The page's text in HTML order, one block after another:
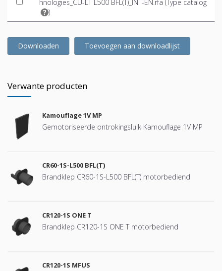
hnologies_CU-LT L500 BFL(T)_INT-EN.rfa (Type catalog
)
Downloaden Toevoegen aan downloadlijst
Verwante producten
Kamouflage 1V MP
Gemotoriseerde ontrokingsluik Kamouflage 1V MP
CR60-1S-L500 BFL(T)
Brandklep CR60-1S-L500 BFL(T) motorbediend
CR120-1S ONE T
Brandklep CR120-1S ONE T motorbediend
CR120-1S MFUS